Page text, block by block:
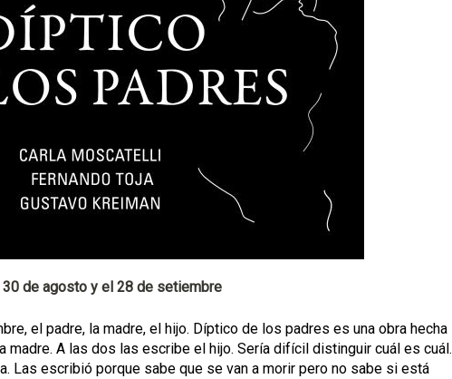
de agosto y el 28 de setiembre
el padre, la madre, el hijo. Díptico de los padres es una obra hecha
madre. A las dos las escribe el hijo. Sería difícil distinguir cuál es cuál.
Las escribió porque sabe que se van a morir pero no sabe si está